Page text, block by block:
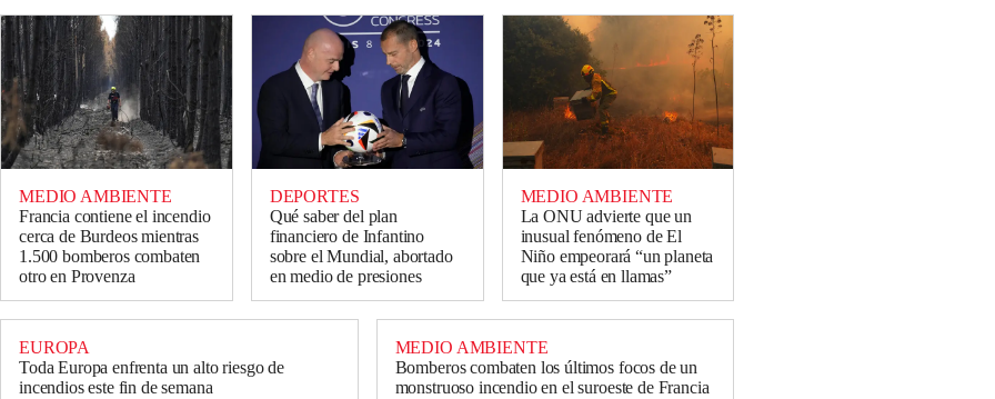
MEDIO AMBIENTE
Francia contiene el incendio
cerca de Burdeos mientras
1.500 bomberos combaten
otro en Provenza
DEPORTES
Qué saber del plan
financiero de Infantino
sobre el Mundial, abortado
en medio de presiones
MEDIO AMBIENTE
La ONU advierte que un
inusual fenómeno de El
Niño empeorará “un planeta
que ya está en llamas”
EUROPA
Toda Europa enfrenta un alto riesgo de
incendios este fin de semana
MEDIO AMBIENTE
Bomberos combaten los últimos focos de un
monstruoso incendio en el suroeste de Francia